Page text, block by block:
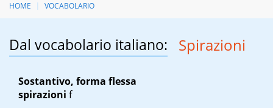
HOME VOCABOLARIO
Dal vocabolario italiano: Spirazioni
Sostantivo, forma flessa
spirazioni f